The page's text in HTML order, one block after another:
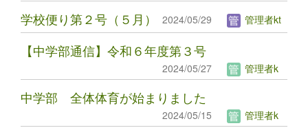
学校便り第２号（５月） 2024/05/29 管理者kt
【中学部通信】令和６年度第３号
2024/05/27 管理者k
中学部 全体体育が始まりました
2024/05/15 管理者k